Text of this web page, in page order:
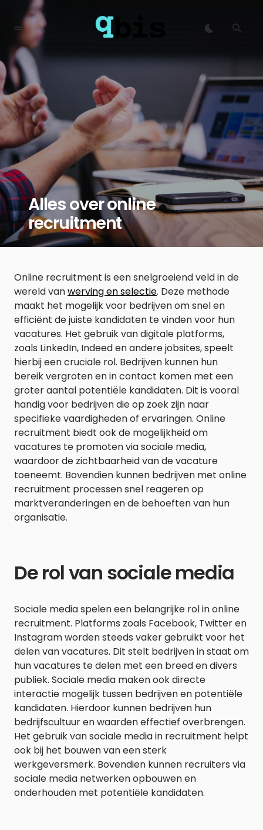
Alles over online
recruitment
Online recruitment is een snelgroeiend veld in de
wereld vanwerving en selectie. Deze methode
maakt het mogelijk voor bedrijven om snel en
efficiënt de juiste kandidaten te vinden voor hun
vacatures. Het gebruik van digitale platforms,
zoals LinkedIn, Indeed en andere jobsites, speelt
hierbij een cruciale rol. Bedrijven kunnen hun
bereik vergroten en in contact komen met een
groter aantal potentiële kandidaten. Dit is vooral
handig voor bedrijven die op zoek zijn naar
specifieke vaardigheden of ervaringen. Online
recruitment biedt ook de mogelijkheid om
vacatures te promoten via sociale media,
waardoor de zichtbaarheid van de vacature
toeneemt. Bovendien kunnen bedrijven met online
recruitment processen snel reageren op
marktveranderingen en de behoeften van hun
organisatie.
De rol van sociale media
Sociale media spelen een belangrijke rol in online
recruitment. Platforms zoals Facebook, Twitter en
Instagram worden steeds vaker gebruikt voor het
delen van vacatures. Dit stelt bedrijven in staat om
hun vacatures te delen met een breed en divers
publiek. Sociale media maken ook directe
interactie mogelijk tussen bedrijven en potentiële
kandidaten. Hierdoor kunnen bedrijven hun
bedrijfscultuur en waarden effectief overbrengen.
Het gebruik van sociale media in recruitment helpt
ook bij het bouwen van een sterk
werkgeversmerk. Bovendien kunnen recruiters via
sociale media netwerken opbouwen en
onderhouden met potentiële kandidaten.